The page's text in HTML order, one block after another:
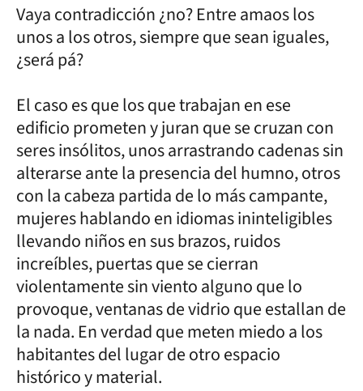
Vaya contradicción ¿no? Entre amaos los
unos a los otros, siempre que sean iguales,
¿será pá?
El caso es que los que trabajan en ese
edificio prometen y juran que se cruzan con
seres insólitos, unos arrastrando cadenas sin
alterarse ante la presencia del humno, otros
con la cabeza partida de lo más campante,
mujeres hablando en idiomas ininteligibles
llevando niños en sus brazos, ruidos
increíbles, puertas que se cierran
violentamente sin viento alguno que lo
provoque, ventanas de vidrio que estallan de
la nada. En verdad que meten miedo a los
habitantes del lugar de otro espacio
histórico y material.